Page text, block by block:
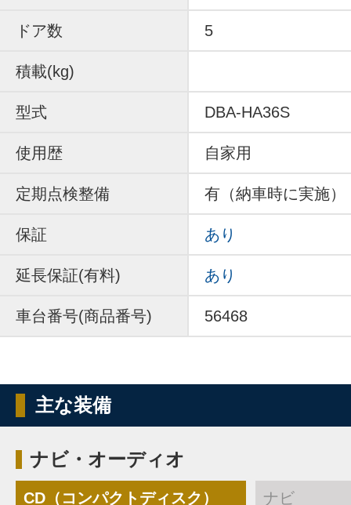
ドア数 5
積載(kg)
型式 DBA-HA36S
使用歴 自家用
定期点検整備 有（納車時に実施）
保証 あり
延長保証(有料) あり
車台番号(商品番号) 56468
主な装備
ナビ・オーディオ
CD（コンパクトディスク） ナビ